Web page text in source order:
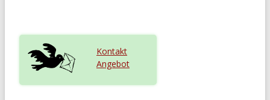
Kontakt
Angebot